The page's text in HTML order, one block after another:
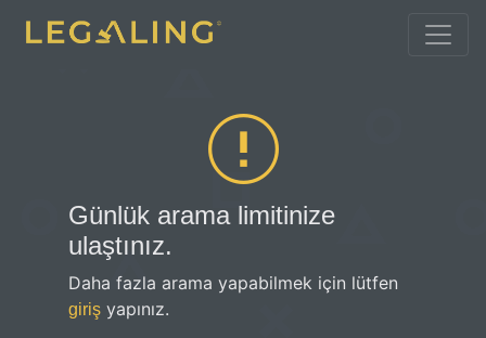
Günlük arama limitinize
ulaştınız.
Daha fazla arama yapabilmek için lütfen
giriş yapınız.